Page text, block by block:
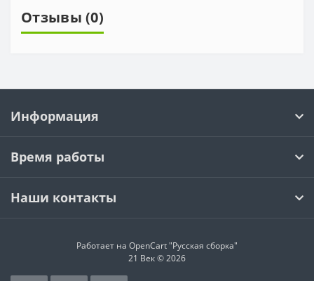
Отзывы (0)
Информация
Время работы
Наши контакты
Работает на OpenCart "Русская сборка"
21 Век © 2026